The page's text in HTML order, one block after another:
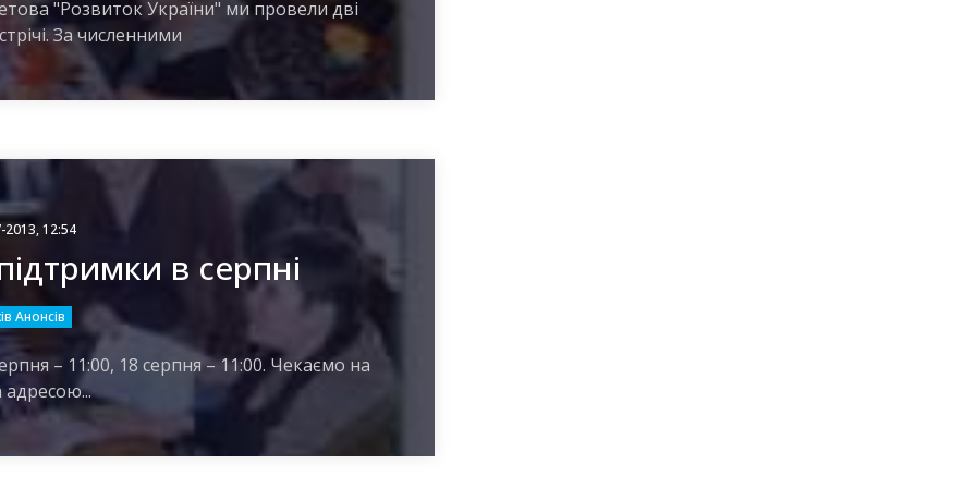
"Розвиток України" ми провели дві
За численними
2013, 12:54
в серпні
Анонсів
– 11:00, 18 серпня – 11:00. Чекаємо на
адресою...